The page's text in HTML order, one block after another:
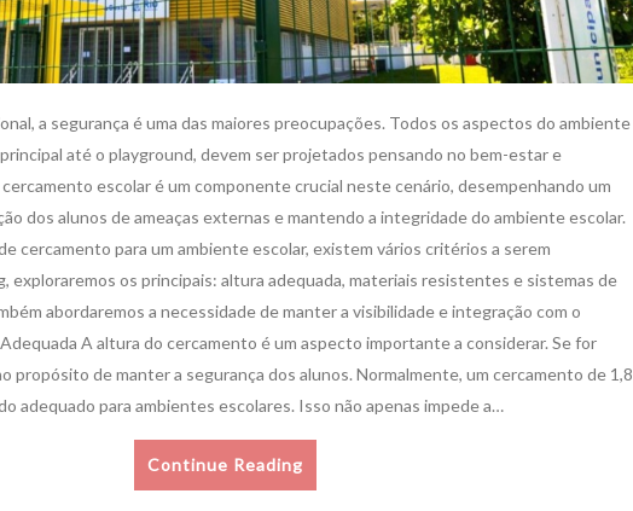
a segurança é uma das maiores preocupações. Todos os aspectos do ambiente
até o playground, devem ser projetados pensando no bem-estar e
escolar é um componente crucial neste cenário, desempenhando um
dos alunos de ameaças externas e mantendo a integridade do ambiente escolar.
cercamento para um ambiente escolar, existem vários critérios a serem
exploraremos os principais: altura adequada, materiais resistentes e sistemas de
abordaremos a necessidade de manter a visibilidade e integração com o
A altura do cercamento é um aspecto importante a considerar. Se for
propósito de manter a segurança dos alunos. Normalmente, um cercamento de 1,8
adequado para ambientes escolares. Isso não apenas impede a…
Continue Reading